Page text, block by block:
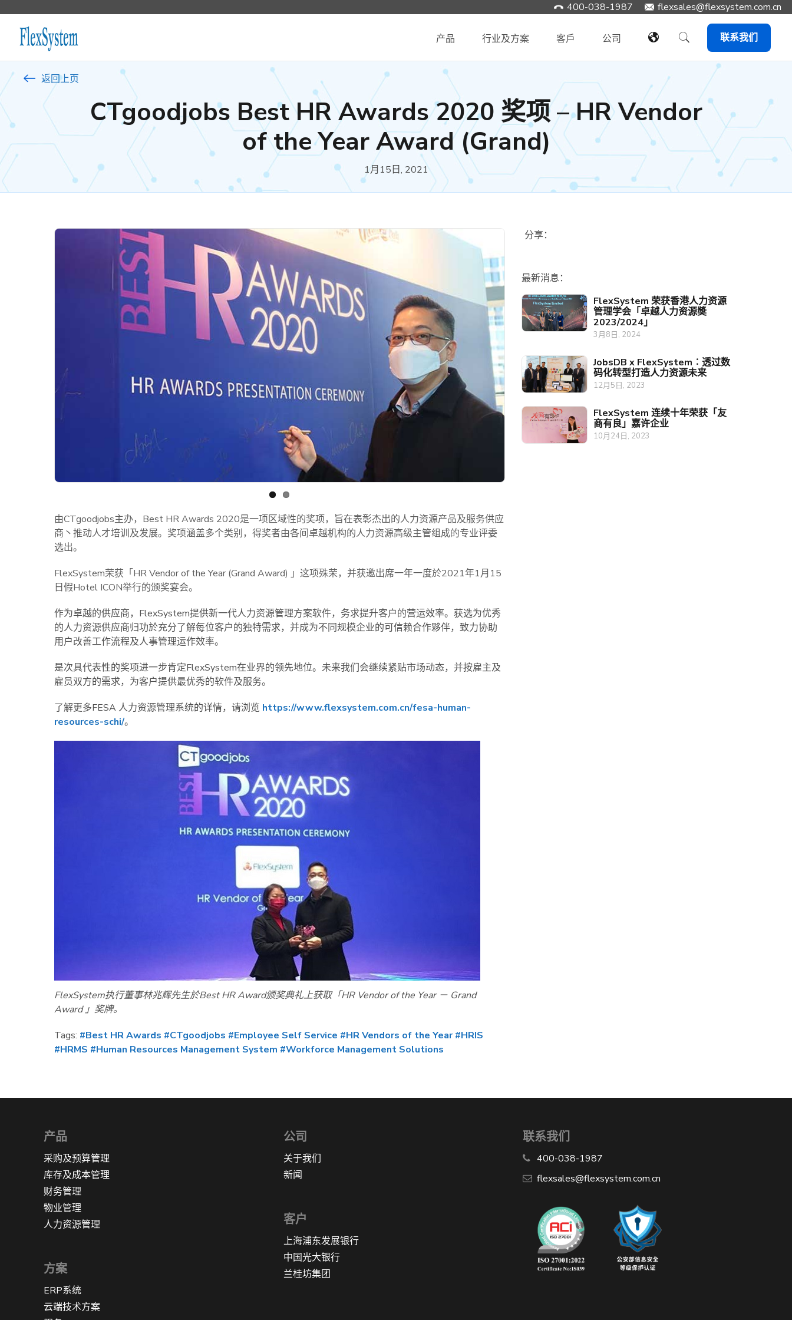
400-038-1987 ​flexsales@flexsystem.com.cn
产品 行业及方案 客戶 公司 联系我们
返回上页
CTgoodjobs Best HR Awards 2020 奖项 – HR Vendor
of the Year Award (Grand)
1月15日, 2021
由CTgoodjobs主办，Best HR Awards 2020是一项区域性的奖项，旨在表彰杰出的人力资源产品及服务供应
商丶推动人才培训及发展。奖项涵盖多个类别，得奖者由各间卓越机构的人力资源高级主管组成的专业评委
选出。
FlexSystem荣获「HR Vendor of the Year (Grand Award) 」这项殊荣，并获邀出席一年一度於2021年1月15
日假Hotel ICON举行的颁奖宴会。
作为卓越的供应商，FlexSystem提供新一代人力资源管理方案软件，务求提升客户的营运效率。获选为优秀
的人力资源供应商归功於充分了解每位客户的独特需求，并成为不同规模企业的可信赖合作夥伴，致力协助
用户改善工作流程及人事管理运作效率。
是次具代表性的奖项进一步肯定FlexSystem在业界的领先地位。未来我们会继续紧贴市场动态，并按雇主及
雇员双方的需求，为客户提供最优秀的软件及服务。
了解更多FESA 人力资源管理系统的详情，请浏览 https://www.flexsystem.com.cn/fesa-human-
resources-schi/。
FlexSystem执行董事林兆辉先生於Best HR Award颁奖典礼上获取「HR Vendor of the Year － Grand
Award」奖牌。
Tags: #Best HR Awards #CTgoodjobs #Employee Self Service #HR Vendors of the Year #HRIS
#HRMS #Human Resources Management System #Workforce Management Solutions
分享：
最新消息：
FlexSystem 荣获香港人力资源
管理学会「卓越人力资源奬
2023/2024」
3月8日, 2024
JobsDB x FlexSystem︰透过数
码化转型打造人力资源未来
12月5日, 2023
FlexSystem 连续十年荣获「友
商有良」嘉许企业
10月24日, 2023
产品
采购及预算管理
库存及成本管理
财务管理
物业管理
人力资源管理
方案
ERP系统
云端技术方案
公司
关于我们
新闻
客户
上海浦东发展银行
中国光大银行
兰桂坊集团
联系我们
400-038-1987
​flexsales@flexsystem.com.cn